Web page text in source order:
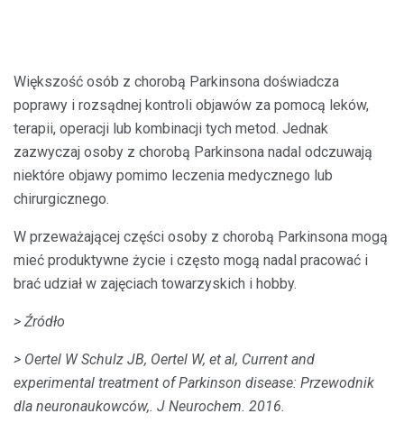
Większość osób z chorobą Parkinsona doświadcza
poprawy i rozsądnej kontroli objawów za pomocą leków,
terapii, operacji lub kombinacji tych metod. Jednak
zazwyczaj osoby z chorobą Parkinsona nadal odczuwają
niektóre objawy pomimo leczenia medycznego lub
chirurgicznego.
W przeważającej części osoby z chorobą Parkinsona mogą
mieć produktywne życie i często mogą nadal pracować i
brać udział w zajęciach towarzyskich i hobby.
> Źródło
> Oertel W Schulz JB, Oertel W, et al, Current and
experimental treatment of Parkinson disease: Przewodnik
dla neuronaukowców,. J Neurochem. 2016.